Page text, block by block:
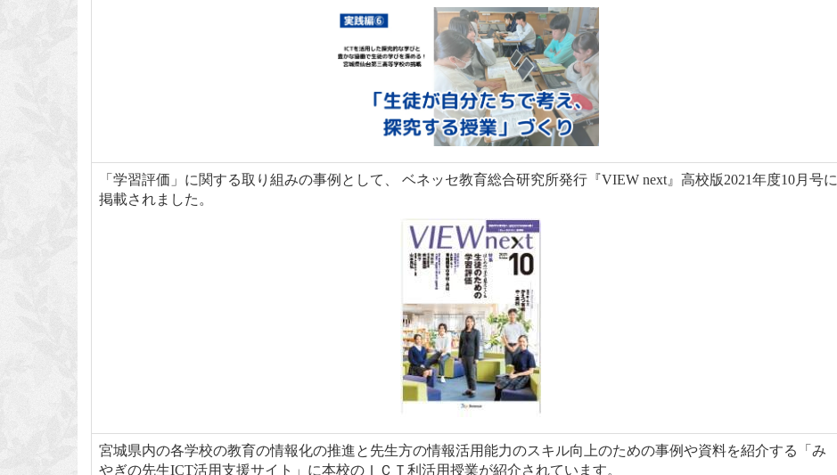
「学習評価」に関する取り組みの事例として、 ベネッセ教育総合研究所発行『VIEW next』高校版2021年度10月号に
掲載されました。
宮城県内の各学校の教育の情報化の推進と先生方の情報活用能力のスキル向上のための事例や資料を紹介する「み
やぎの先生ICT活用支援サイト」に本校のＩＣＴ利活用授業が紹介されています。